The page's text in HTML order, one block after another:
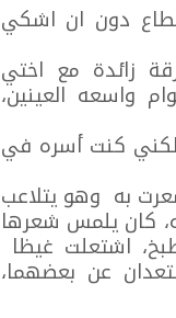
دون ان اشكي
زائدة مع اختي
واسعه العينين،
لكني كنت أسره في
به وهو يتلاعب
كان يلمس شعرها
اشتعلت غيظا
عن بعضهما،